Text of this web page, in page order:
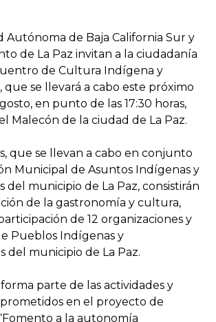
Autónoma de Baja California Sur y
de La Paz invitan a la ciudadanía
de Cultura Indígena y
que se llevará a cabo este próximo
en punto de las 17:30 horas,
Malecón de la ciudad de La Paz.
que se llevan a cabo en conjunto
Municipal de Asuntos Indígenas y
del municipio de La Paz, consistirán
de la gastronomía y cultura,
de 12 organizaciones y
Pueblos Indígenas y
del municipio de La Paz.
parte de las actividades y
en el proyecto de
a la autonomía